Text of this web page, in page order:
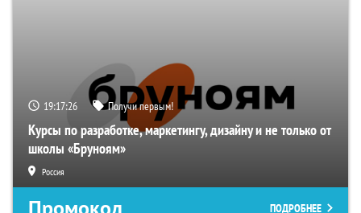
19:17:25 Получи первым!
Курсы по разработке, маркетингу, дизайну и не только от
школы «Бруноям»
Россия
ПОДРОБНЕЕ